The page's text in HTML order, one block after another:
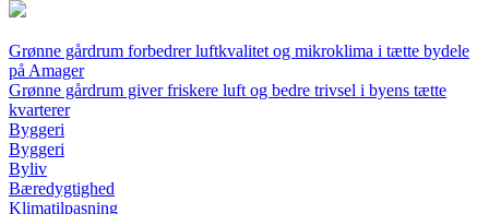
Grønne gårdrum forbedrer luftkvalitet og mikroklima i tætte bydele
på Amager
Grønne gårdrum giver friskere luft og bedre trivsel i byens tætte
kvarterer
Byggeri
Byggeri
Byliv
Bæredygtighed
Klimatilpasning